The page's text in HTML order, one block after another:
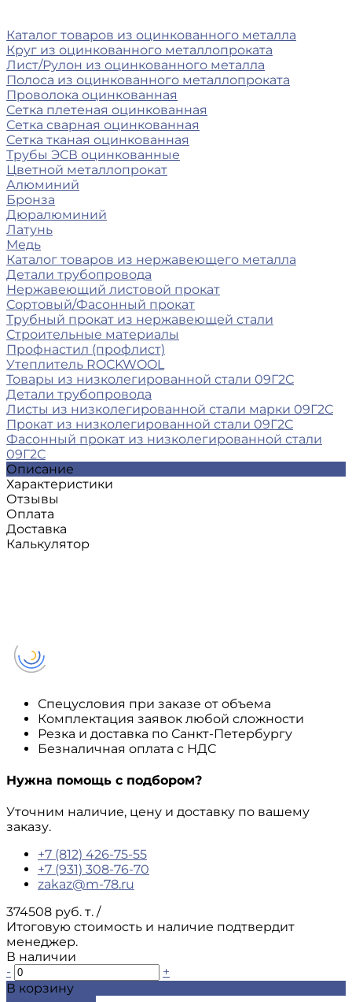
Каталог товаров из оцинкованного металла
Круг из оцинкованного металлопроката
Лист/Рулон из оцинкованного металла
Полоса из оцинкованного металлопроката
Проволока оцинкованная
Сетка плетеная оцинкованная
Сетка сварная оцинкованная
Сетка тканая оцинкованная
Трубы ЭСВ оцинкованные
Цветной металлопрокат
Алюминий
Бронза
Дюралюминий
Латунь
Медь
Каталог товаров из нержавеющего металла
Детали трубопровода
Нержавеющий листовой прокат
Сортовый/Фасонный прокат
Трубный прокат из нержавеющей стали
Строительные материалы
Профнастил (профлист)
Утеплитель ROCKWOOL
Товары из низколегированной стали 09Г2С
Детали трубопровода
Листы из низколегированной стали марки 09Г2С
Прокат из низколегированной стали 09Г2С
Фасонный прокат из низколегированной стали
09Г2С
Описание
Характеристики
Отзывы
Оплата
Доставка
Калькулятор
Спецусловия при заказе от объема
Комплектация заявок любой сложности
Резка и доставка по Санкт-Петербургу
Безналичная оплата с НДС
Нужна помощь с подбором?
Уточним наличие, цену и доставку по вашему
заказу.
+7 (812) 426-75-55
+7 (931) 308-76-70
zakaz@m-78.ru
374508 руб. т. /
Итоговую стоимость и наличие подтвердит
менеджер.
В наличии
-
+
В корзину